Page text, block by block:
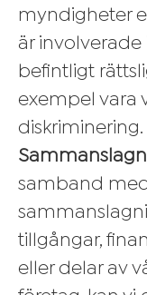
myndigheter
är
befintligt
exempel vara
diskriminering.
samband
tillgångar,
eller delar av